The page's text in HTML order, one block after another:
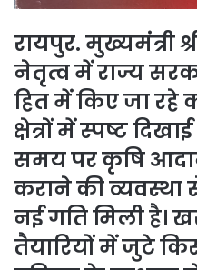
रायपुर. मुख्यमंत्री
नेतृत्व में राज्य
हित में किए जा रहे
क्षेत्रों में स्पष्ट
समय पर कृषि
कराने की
नई गति मिली है।
तैयारियों में जुटे